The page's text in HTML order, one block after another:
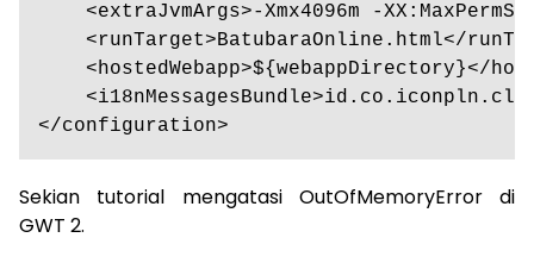
<extraJvmArgs>-Xmx4096m -
<runTarget>BatubaraOnline.html</
<hostedWebapp>${webappDirectory}</
</configuration>
Sekian tutorial mengatasi OutOfMemoryError di
GWT 2.